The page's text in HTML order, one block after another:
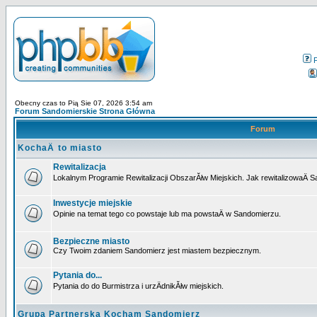
Obecny czas to Pią Sie 07, 2026 3:54 am
Forum Sandomierskie Strona Główna
Forum
KochaÄ to miasto
Rewitalizacja
Lokalnym Programie Rewitalizacji ObszarĂłw Miejskich. Jak rewitalizowaÄ
Inwestycje miejskie
Opinie na temat tego co powstaje lub ma powstaÄ w Sandomierzu.
Bezpieczne miasto
Czy Twoim zdaniem Sandomierz jest miastem bezpiecznym.
Pytania do...
Pytania do do Burmistrza i urzÄdnikĂłw miejskich.
Grupa Partnerska Kocham Sandomierz